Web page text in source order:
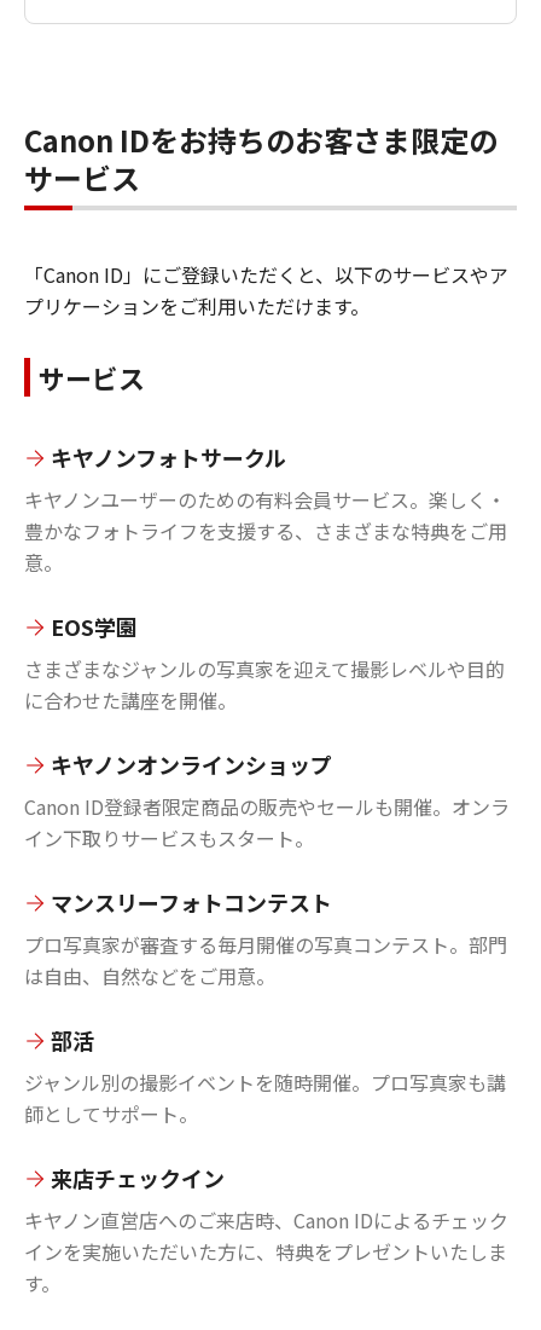
Canon IDをお持ちのお客さま限定の
サービス
「Canon ID」にご登録いただくと、以下のサービスやア
プリケーションをご利用いただけます。
サービス
キヤノンフォトサークル
キヤノンユーザーのための有料会員サービス。楽しく・
豊かなフォトライフを支援する、さまざまな特典をご用
意。
EOS学園
さまざまなジャンルの写真家を迎えて撮影レベルや目的
に合わせた講座を開催。
キヤノンオンラインショップ
Canon ID登録者限定商品の販売やセールも開催。オンラ
イン下取りサービスもスタート。
マンスリーフォトコンテスト
プロ写真家が審査する毎月開催の写真コンテスト。部門
は自由、自然などをご用意。
部活
ジャンル別の撮影イベントを随時開催。プロ写真家も講
師としてサポート。
来店チェックイン
キヤノン直営店へのご来店時、Canon IDによるチェック
インを実施いただいた方に、特典をプレゼントいたしま
す。